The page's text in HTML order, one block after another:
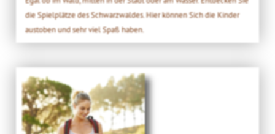
die Spielplätze des Schwarzwaldes. Hier können Sich die Kinder
austoben und sehr viel Spaß haben.